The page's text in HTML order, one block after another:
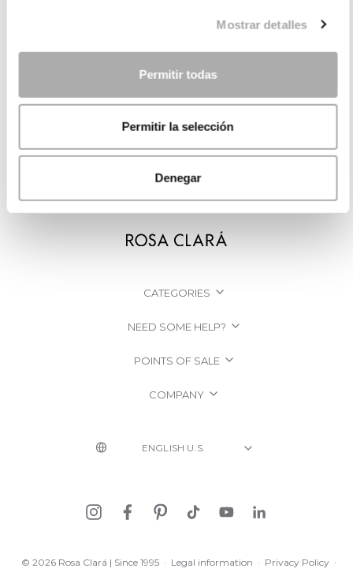
Mostrar detalles
Permitir todas
Permitir la selección
Denegar
CATEGORIES
NEED SOME HELP?
POINTS OF SALE
COMPANY
© 2026 Rosa Clará | Since 1995 · Legal information · Privacy Policy ·